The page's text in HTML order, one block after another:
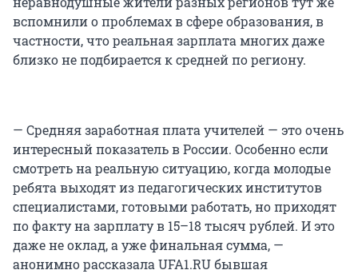
вспомнили о проблемах в сфере образования, в
частности, что реальная зарплата многих даже
близко не подбирается к средней по региону.
— Средняя заработная плата учителей — это очень
интересный показатель в России. Особенно если
смотреть на реальную ситуацию, когда молодые
ребята выходят из педагогических институтов
специалистами, готовыми работать, но приходят
по факту на зарплату в 15–18 тысяч рублей. И это
даже не оклад, а уже финальная сумма, —
анонимно рассказала UFA1.RU бывшая